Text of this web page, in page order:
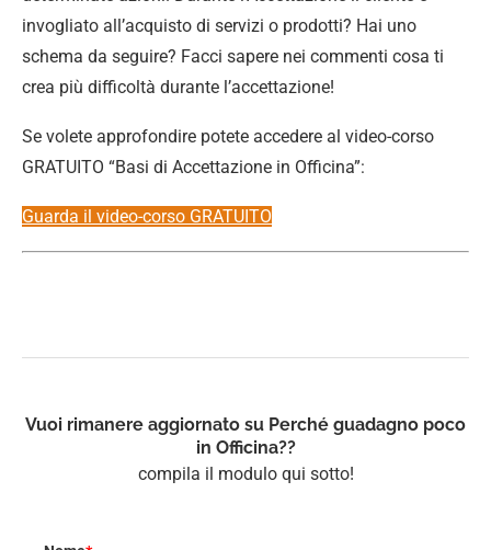
invogliato all’acquisto di servizi o prodotti? Hai uno
schema da seguire? Facci sapere nei commenti cosa ti
crea più difficoltà durante l’accettazione!
Se volete approfondire potete accedere al video-corso
GRATUITO “Basi di Accettazione in Officina”:
Guarda il video-corso GRATUITO
Vuoi rimanere aggiornato su Perché guadagno poco
in Officina??
compila il modulo qui sotto!